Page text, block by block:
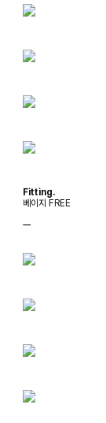
Fitting.
베이지 FREE
ㅡ